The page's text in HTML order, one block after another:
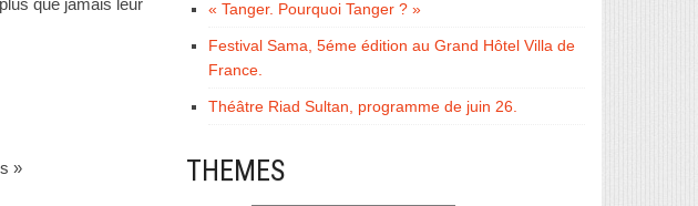
que jamais leur
»
« Tanger. Pourquoi Tanger ? »
Festival Sama, 5éme édition au Grand Hôtel Villa de
France.
Théâtre Riad Sultan, programme de juin 26.
THEMES